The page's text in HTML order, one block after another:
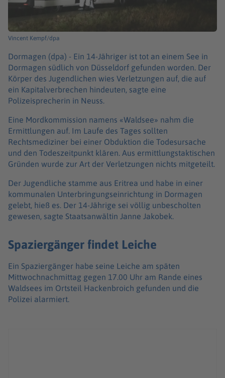
Vincent Kempf/dpa
Dormagen (dpa) - Ein 14-Jähriger ist tot an einem See in
Dormagen südlich von Düsseldorf gefunden worden. Der
Körper des Jugendlichen wies Verletzungen auf, die auf
ein Kapitalverbrechen hindeuten, sagte eine
Polizeisprecherin in Neuss.
Eine Mordkommission namens «Waldsee» nahm die
Ermittlungen auf. Im Laufe des Tages sollten
Rechtsmediziner bei einer Obduktion die Todesursache
und den Todeszeitpunkt klären. Aus ermittlungstaktischen
Gründen wurde zur Art der Verletzungen nichts mitgeteilt.
Der Jugendliche stamme aus Eritrea und habe in einer
kommunalen Unterbringungseinrichtung in Dormagen
gelebt, hieß es. Der 14-Jährige sei völlig unbescholten
gewesen, sagte Staatsanwältin Janne Jakobek.
Spaziergänger findet Leiche
Ein Spaziergänger habe seine Leiche am späten
Mittwochnachmittag gegen 17.00 Uhr am Rande eines
Waldsees im Ortsteil Hackenbroich gefunden und die
Polizei alarmiert.